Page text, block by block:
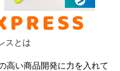
スとは
高い商品開発に力を入れて